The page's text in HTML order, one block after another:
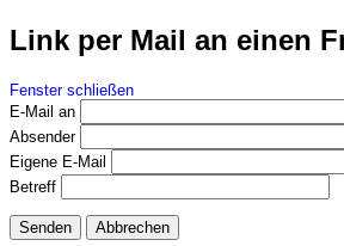
Link per Mail an einen
Fenster schließen
E-Mail an
Absender
Eigene E-Mail
Betreff
Senden Abbrechen